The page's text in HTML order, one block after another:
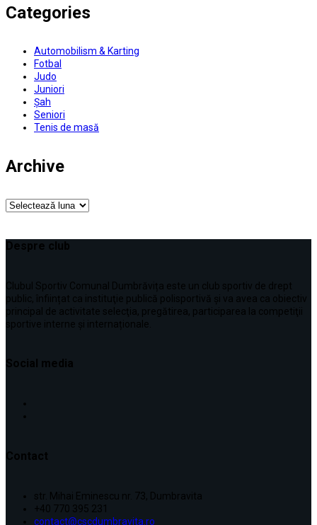
Categories
Automobilism & Karting
Fotbal
Judo
Juniori
Șah
Seniori
Tenis de masă
Archive
Archive
Despre club
Clubul Sportiv Comunal Dumbrăvița este un club sportiv de drept
public, înființat ca instituţie publică polisportivă și va avea ca obiectiv
principal de activitate selecţia, pregătirea, participarea la competiţii
sportive interne şi internaționale.
Social media
Contact
str. Mihai Eminescu nr. 73, Dumbravita
+40 770 395 231
contact@cscdumbravita.ro